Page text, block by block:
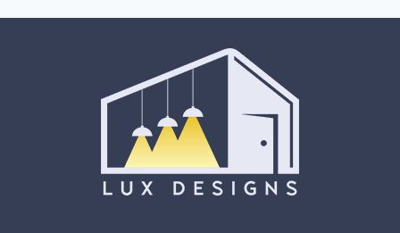
الخشب
الوان
بديل
الخشب
شبيه